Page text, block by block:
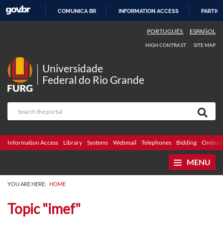
COMUNICA BR INFORMATION ACCESS
PORTUGUÊS ESPAÑOL
HIGH CONTRAST SITE MAP
Universidade
Federal do Rio Grande
Information Access Library Systems Webmail Telephones Bidding
MENU
YOU ARE HERE: HOME
Topic "imef"